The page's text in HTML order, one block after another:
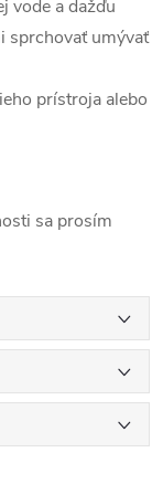
a dažďu
umývať
prístroja alebo
sa prosím